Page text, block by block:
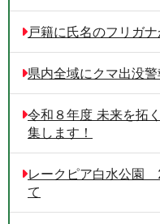
戸籍に氏名のフリガ
県内全域にクマ出没
令和８年度 未来を拓
集します！
レークピア白水公園
て